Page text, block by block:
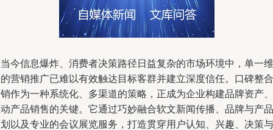
今信息爆炸、消费者决策路径日益复杂的市场环境中，单一维
营销推广已难以有效触达目标客群并建立深度信任。口碑整合
作为一种系统化、多渠道的策略，正成为企业构建品牌资产、
产品销售的关键。它通过巧妙融合软文新闻传播、品牌与产品
以及专业的会议展览服务，打造贯穿用户认知、兴趣、决策与